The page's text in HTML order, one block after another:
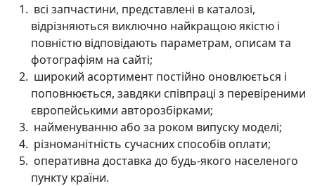
всі запчастини, представлені в каталозі,
відрізняються виключно найкращою якістю і
повністю відповідають параметрам, описам та
фотографіям на сайті;
широкий асортимент постійно оновлюється і
поповнюється, завдяки співпраці з перевіреними
європейськими авторозбірками;
найменуванню або за роком випуску моделі;
різноманітність сучасних способів оплати;
оперативна доставка до будь-якого населеного
пункту країни.